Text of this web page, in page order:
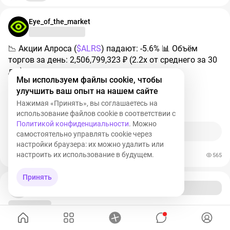
бизнесу на транзакции с 2 российскими портами и 4
аэропортами;
• Евросоюз обязал компании Европы уведомлять
Еврокомиссию в случае продажи России СПГ-танкеров
и намерен в будущем ограничить такие сделки.
🟣Главный аспект, который мы получаем:
• Ходили слухи, что этот пакет санкций примут не
скоро, но как мы видим - подписали его уже сегодня.
• Сложно сейчас сказать, что это сильное давление,
ведь мы под санкциями уже много лет. И на
потом наш индекс ​
🟣Для инвесторов:
Энергетический сектор:
Eye_of_the_market
📉 Акции Алроса ($ALRS) падают: -5.6% 📊 Объём
торгов за день: 2,506,799,323 ₽ (2.2x от среднего за 30
дн.)
ALRS-3,25%
Прокомментировать
565
Мы используем файлы cookie, чтобы
улучшить ваш опыт на нашем сайте
Нажимая «Принять», вы соглашаетесь на
использование файлов cookie в соответствии с
Политикой конфиденциальности. Можно
самостоятельно управлять cookie через
настройки браузера: их можно удалить или
настроить их использование в будущем.
Принять